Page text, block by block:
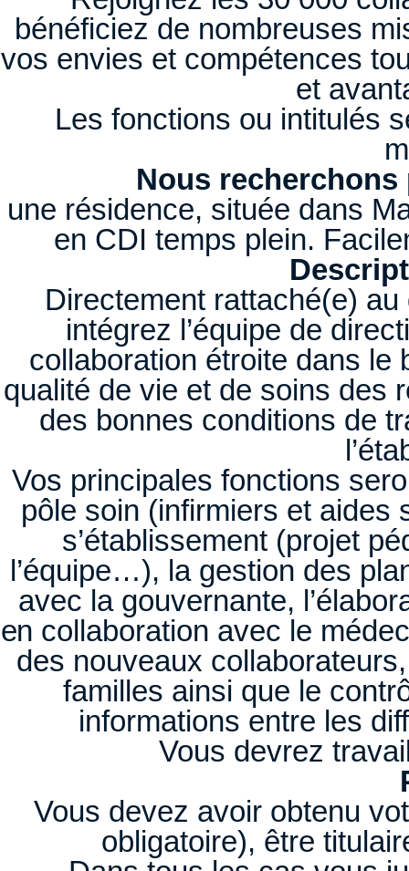
bénéficiez de nombreuses
vos envies et compétences
et
Les fonctions ou intitulés
Nous recherchons
une résidence, située dans
en CDI temps plein.
Directement rattaché(e)
intégrez l’équipe de
collaboration étroite dans le
qualité de vie et de soins des
des bonnes conditions de
Vos principales fonctions
pôle soin (infirmiers et aides
s’établissement (projet
l’équipe…), la gestion des
avec la gouvernante,
en collaboration avec le
des nouveaux
familles ainsi que le
informations entre les
Vous devrez
Vous devez avoir obtenu
obligatoire), être